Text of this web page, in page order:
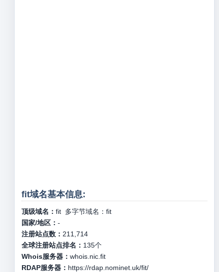
fit域名基本信息:
顶级域名： fit多字节域名： fit
国家/地区： -
注册站点数： 211,714
全球注册站点排名： 135个
Whois服务器： whois.nic.fit
RDAP服务器： https://rdap.nominet.uk/fit/